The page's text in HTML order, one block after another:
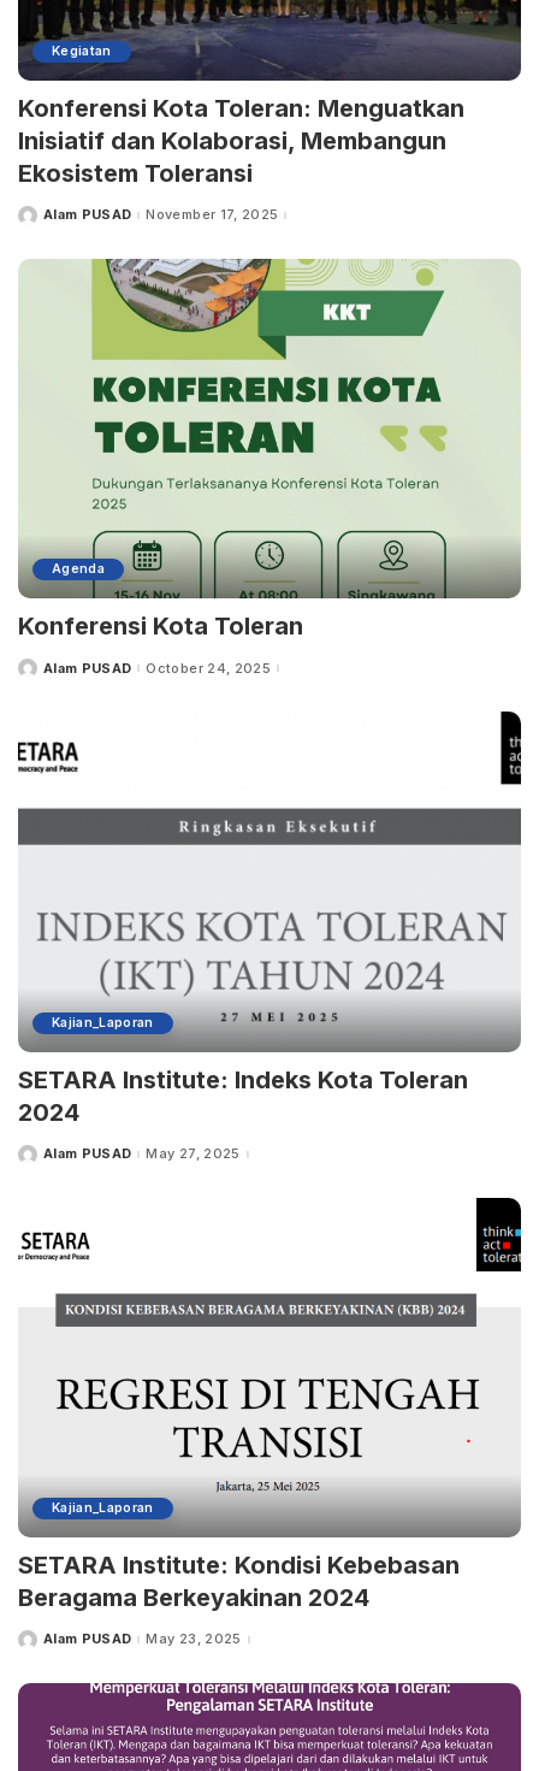
Kegiatan
Konferensi Kota Toleran: Menguatkan
Inisiatif dan Kolaborasi, Membangun
Ekosistem Toleransi
PostedAlam PUSAD November 17, 2025
Agenda
Konferensi Kota Toleran
PostedAlam PUSAD October 24, 2025
Kajian_Laporan
SETARA Institute: Indeks Kota Toleran
2024
PostedAlam PUSAD May 27, 2025
Kajian_Laporan
SETARA Institute: Kondisi Kebebasan
Beragama Berkeyakinan 2024
PostedAlam PUSAD May 23, 2025